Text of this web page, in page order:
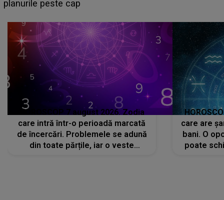
sa: "I-am spus și ei în față, eu nu te iubesc pentru
HOROSCOP 7 august 2026. Zodia
care intră într-o perioadă marcată
de încercări. Problemele se adună
din toate părțile, iar o veste
care are
bani. O
poate